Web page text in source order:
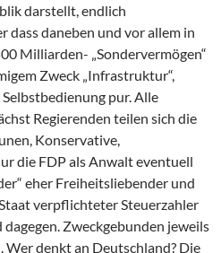
darstellt, endlich
dass daneben und vor allem in
Milliarden- „Sondervermögen“
Zweck „Infrastruktur“,
Selbstbedienung pur. Alle
Regierenden teilen sich die
Konservative,
die FDP als Anwalt eventuell
eher Freiheitsliebender und
verpflichteter Steuerzahler
Zweckgebunden jeweils
denkt an Deutschland? Die